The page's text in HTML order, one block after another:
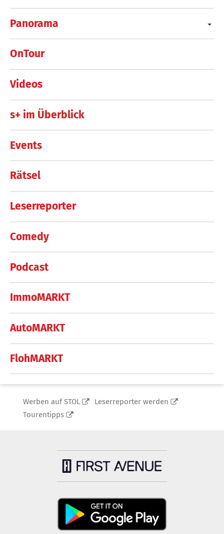
Panorama
OnTour
Videos
s+ im Überblick
Events
Rätsel
Leserreporter
Comedy
Podcast
ImmoMARKT
AutoMARKT
FlohMARKT
Werben auf STOL
Leserreporter werden
Tourentipps